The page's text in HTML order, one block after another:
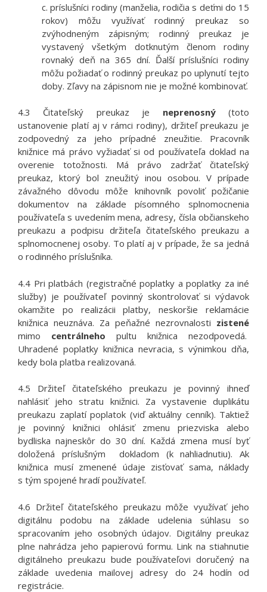
c. príslušníci rodiny (manželia, rodičia s deťmi do 15
rokov) môžu využívať rodinný preukaz so
zvýhodneným zápisným; rodinný preukaz je
vystavený všetkým dotknutým členom rodiny
rovnaký deň na 365 dní. Ďalší príslušníci rodiny
môžu požiadať o rodinný preukaz po uplynutí tejto
doby. Zľavy na zápisnom nie je možné kombinovať.
4.3 Čitateľský preukaz je neprenosný(toto
ustanovenie platí aj v rámci rodiny), držiteľ preukazu je
zodpovedný za jeho prípadné zneužitie. Pracovník
knižnice má právo vyžiadať si od používateľa doklad na
overenie totožnosti. Má právo zadržať čitateľský
preukaz, ktorý bol zneužitý inou osobou. V prípade
závažného dôvodu môže knihovník povoliť požičanie
dokumentov na základe písomného splnomocnenia
používateľa s uvedením mena, adresy, čísla občianskeho
preukazu a podpisu držiteľa čitateľského preukazu a
splnomocnenej osoby. To platí aj v prípade, že sa jedná
o rodinného príslušníka.
4.4 Pri platbách (registračné poplatky a poplatky za iné
služby) je používateľ povinný skontrolovať si výdavok
okamžite po realizácii platby, neskoršie reklamácie
knižnica neuznáva. Za peňažné nezrovnalosti zistené
mimo centrálneho pultu knižnica nezodpovedá.
Uhradené poplatky knižnica nevracia, s výnimkou dňa,
kedy bola platba realizovaná.
4.5 Držiteľ čitateľského preukazu je povinný ihneď
nahlásiť jeho stratu knižnici. Za vystavenie duplikátu
preukazu zaplatí poplatok (viď aktuálny cenník). Taktiež
je povinný knižnici ohlásiť zmenu priezviska alebo
bydliska najneskôr do 30 dní. Každá zmena musí byť
doložená príslušným dokladom (k nahliadnutiu). Ak
knižnica musí zmenené údaje zisťovať sama, náklady
s tým spojené hradí používateľ.
4.6 Držiteľ čitateľského preukazu môže využívať jeho
digitálnu podobu na základe udelenia súhlasu so
spracovaním jeho osobných údajov. Digitálny preukaz
plne nahrádza jeho papierovú formu. Link na stiahnutie
digitálneho preukazu bude používateľovi doručený na
základe uvedenia mailovej adresy do 24 hodín od
registrácie.